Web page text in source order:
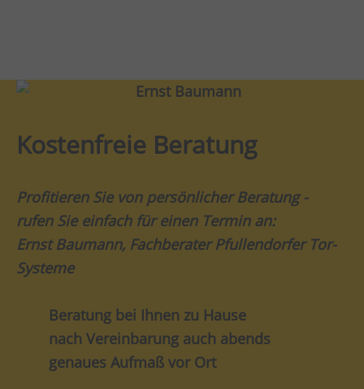
Kostenfreie Beratung
Profitieren Sie von persönlicher Beratung -
rufen Sie einfach für einen Termin an:
Ernst Baumann, Fachberater Pfullendorfer Tor-
Systeme
Beratung bei Ihnen zu Hause
nach Vereinbarung auch abends
genaues Aufmaß vor Ort